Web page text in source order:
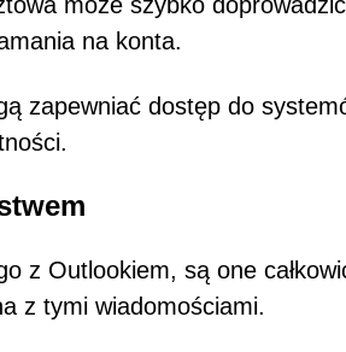
na konta.
zapewniać dostęp do
z Outlookiem, są one
z tymi wiadomościami.